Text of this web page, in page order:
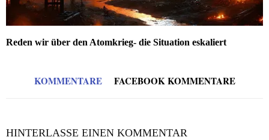
Reden wir über den Atomkrieg- die Situation eskaliert
KOMMENTARE FACEBOOK KOMMENTARE
HINTERLASSE EINEN KOMMENTAR